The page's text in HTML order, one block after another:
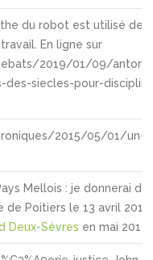
du robot est utilisé
En ligne sur
2019/01/09/
des-siecles-pour-
2015/05/01/un-
Mellois : je donnerai
de Poitiers le 13 avril
Deux-Sèvres en mai 2019